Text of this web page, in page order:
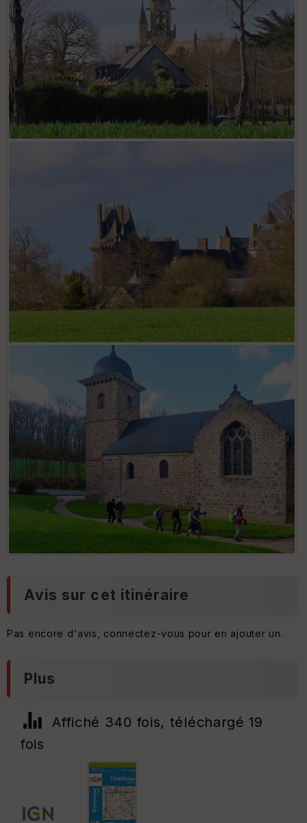
Avis sur cet itinéraire
Pas encore d'avis, connectez-vous pour en ajouter un.
Plus
Affiché 340 fois, téléchargé 19
fois